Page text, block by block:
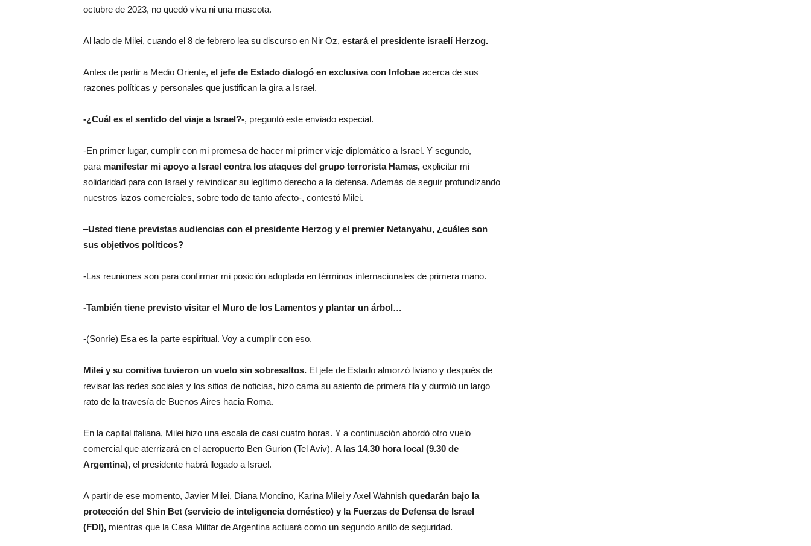
octubre de 2023, no quedó viva ni una mascota.
Al lado de Milei, cuando el 8 de febrero lea su discurso en Nir Oz, estará el presidente israelí Herzog.
Antes de partir a Medio Oriente, el jefe de Estado dialogó en exclusiva con Infobae acerca de sus
razones políticas y personales que justifican la gira a Israel.
-¿Cuál es el sentido del viaje a Israel?-, preguntó este enviado especial.
-En primer lugar, cumplir con mi promesa de hacer mi primer viaje diplomático a Israel. Y segundo,
para manifestar mi apoyo a Israel contra los ataques del grupo terrorista Hamas, explicitar mi
solidaridad para con Israel y reivindicar su legítimo derecho a la defensa. Además de seguir profundizando
nuestros lazos comerciales, sobre todo de tanto afecto-, contestó Milei.
–Usted tiene previstas audiencias con el presidente Herzog y el premier Netanyahu, ¿cuáles son
sus objetivos políticos?
-Las reuniones son para confirmar mi posición adoptada en términos internacionales de primera mano.
-También tiene previsto visitar el Muro de los Lamentos y plantar un árbol…
-(Sonríe) Esa es la parte espiritual. Voy a cumplir con eso.
Milei y su comitiva tuvieron un vuelo sin sobresaltos. El jefe de Estado almorzó liviano y después de
revisar las redes sociales y los sitios de noticias, hizo cama su asiento de primera fila y durmió un largo
rato de la travesía de Buenos Aires hacia Roma.
En la capital italiana, Milei hizo una escala de casi cuatro horas. Y a continuación abordó otro vuelo
comercial que aterrizará en el aeropuerto Ben Gurion (Tel Aviv). A las 14.30 hora local (9.30 de
Argentina), el presidente habrá llegado a Israel.
A partir de ese momento, Javier Milei, Diana Mondino, Karina Milei y Axel Wahnish quedarán bajo la
protección del Shin Bet (servicio de inteligencia doméstico) y la Fuerzas de Defensa de Israel
(FDI), mientras que la Casa Militar de Argentina actuará como un segundo anillo de seguridad.